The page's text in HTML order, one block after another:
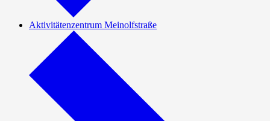
Aktivitätenzentrum Meinolfstraße